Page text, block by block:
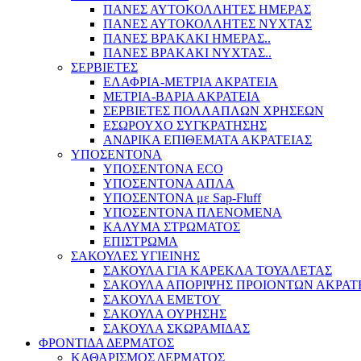
ΠΑΝΕΣ ΑΥΤΟΚΟΛΛΗΤΕΣ ΗΜΕΡΑΣ
ΠΑΝΕΣ ΑΥΤΟΚΟΛΛΗΤΕΣ ΝΥΧΤΑΣ
ΠΑΝΕΣ ΒΡΑΚΑΚΙ ΗΜΕΡΑΣ..
ΠΑΝΕΣ ΒΡΑΚΑΚΙ ΝΥΧΤΑΣ..
ΣΕΡΒΙΕΤΕΣ
ΕΛΑΦΡΙΑ-ΜΕΤΡΙΑ ΑΚΡΑΤΕΙΑ
ΜΕΤΡΙΑ-ΒΑΡΙΑ ΑΚΡΑΤΕΙΑ
ΣΕΡΒΙΕΤΕΣ ΠΟΛΛΑΠΛΩΝ ΧΡΗΣΕΩΝ
ΕΣΩΡΟΥΧΟ ΣΥΓΚΡΑΤΗΣΗΣ
ΑΝΔΡΙΚΑ ΕΠΙΘΕΜΑΤΑ ΑΚΡΑΤΕΙΑΣ
ΥΠΟΣΕΝΤΟΝΑ
ΥΠΟΣΕΝΤΟΝΑ ECO
ΥΠΟΣΕΝΤΟΝΑ ΑΠΛΑ
ΥΠΟΣΕΝΤΟΝΑ με Sap-Fluff
ΥΠΟΣΕΝΤΟΝΑ ΠΛΕΝΟΜΕΝΑ
ΚΑΛΥΜΑ ΣΤΡΩΜΑΤΟΣ
ΕΠΙΣΤΡΩΜΑ
ΣΑΚΟΥΛΕΣ ΥΓΙΕΙΝΗΣ
ΣΑΚΟΥΛΑ ΓΙΑ ΚΑΡΕΚΛΑ ΤΟΥΑΛΕΤΑΣ
ΣΑΚΟΥΛΑ ΑΠΟΡΙΨΗΣ ΠΡΟΙΟΝΤΩΝ
ΣΑΚΟΥΛΑ ΕΜΕΤΟΥ
ΣΑΚΟΥΛΑ ΟΥΡΗΣΗΣ
ΣΑΚΟΥΛΑ ΣΚΩΡΑΜΙΔΑΣ
ΦΡΟΝΤΙΔΑ ΔΕΡΜΑΤΟΣ
ΚΑΘΑΡΙΣΜΟΣ ΔΕΡΜΑΤΟΣ